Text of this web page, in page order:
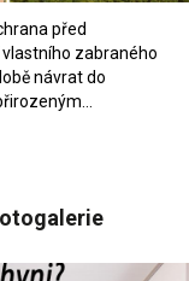
před
zabraného
návrat do